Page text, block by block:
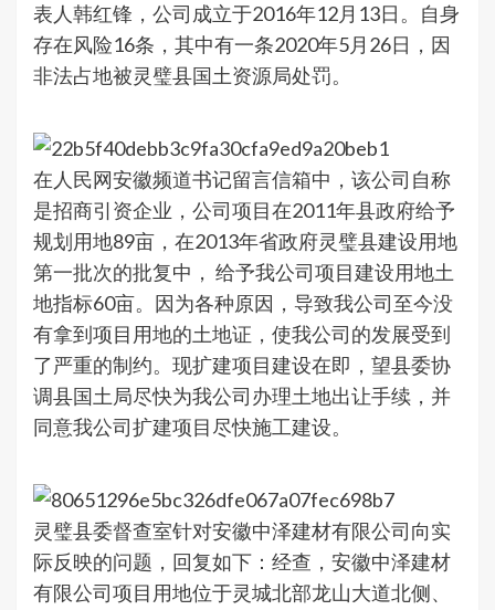
表人韩红锋，公司成立于2016年12月13日。自身
存在风险16条，其中有一条2020年5月26日，因
非法占地被灵璧县国土资源局处罚。
在人民网安徽频道书记留言信箱中，该公司自称
是招商引资企业，公司项目在2011年县政府给予
规划用地89亩，在2013年省政府灵璧县建设用地
第一批次的批复中， 给予我公司项目建设用地土
地指标60亩。因为各种原因，导致我公司至今没
有拿到项目用地的土地证，使我公司的发展受到
了严重的制约。现扩建项目建设在即，望县委协
调县国土局尽快为我公司办理土地出让手续，并
同意我公司扩建项目尽快施工建设。
灵璧县委督查室针对安徽中泽建材有限公司向实
际反映的问题，回复如下：经查，安徽中泽建材
有限公司项目用地位于灵城北部龙山大道北侧、